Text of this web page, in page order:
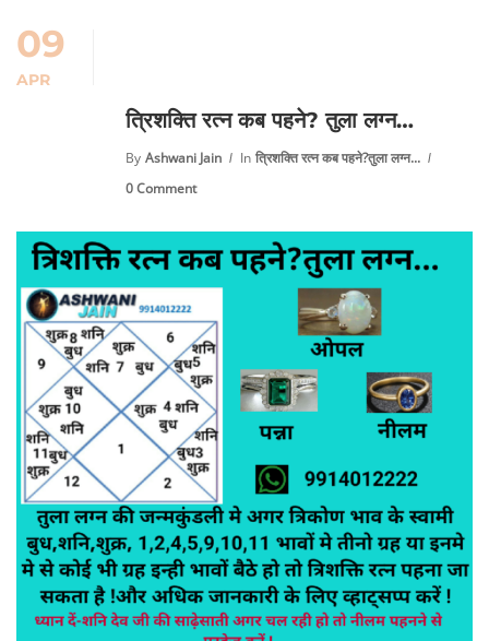
09
APR
त्रिशक्ति रत्न कब पहने? तुला लग्न…
By Ashwani Jain In त्रिशक्ति रत्न कब पहने?तुला लग्न...
0 Comment